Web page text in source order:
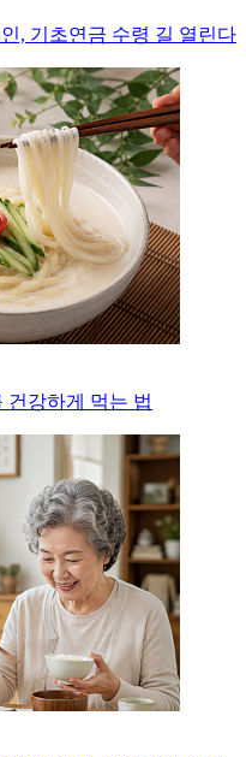
, 기초연금 수령 길 열린다
건강하게 먹는 법